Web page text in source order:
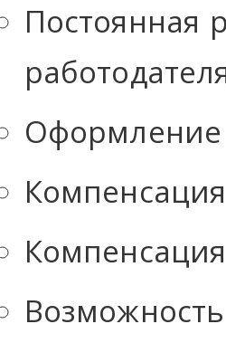
Постоянная
Оформление